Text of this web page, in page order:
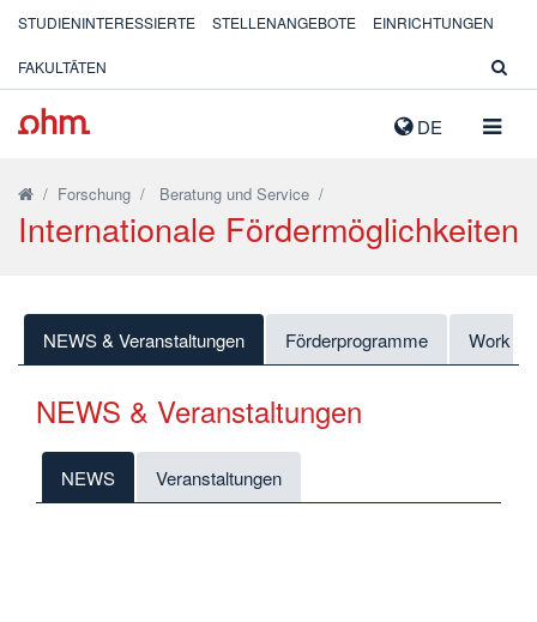
DE
STUDIENINTERESSIERTE STELLENANGEBOTE EINRICHTUNGEN
FAKULTÄTEN
/ Forschung / Beratung und Service /
Internationale Fördermöglichkeiten
NEWS & Veranstaltungen Förderprogramme Work
NEWS & Veranstaltungen
NEWS Veranstaltungen